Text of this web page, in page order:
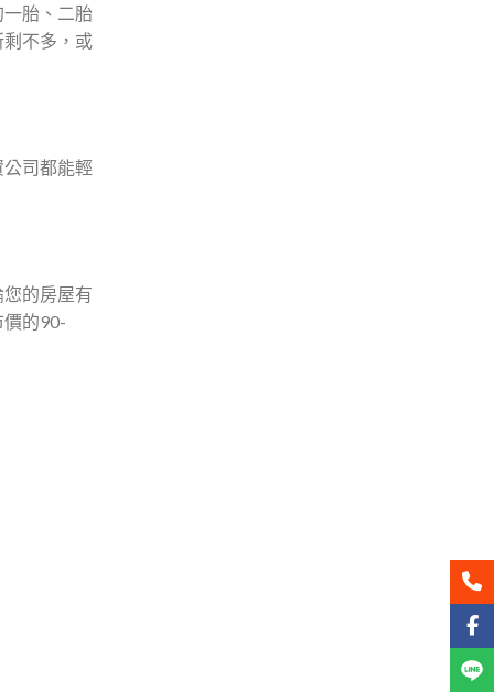
胎、二胎
不多，或
司都能輕
的房屋有
的90-
聯絡
Line